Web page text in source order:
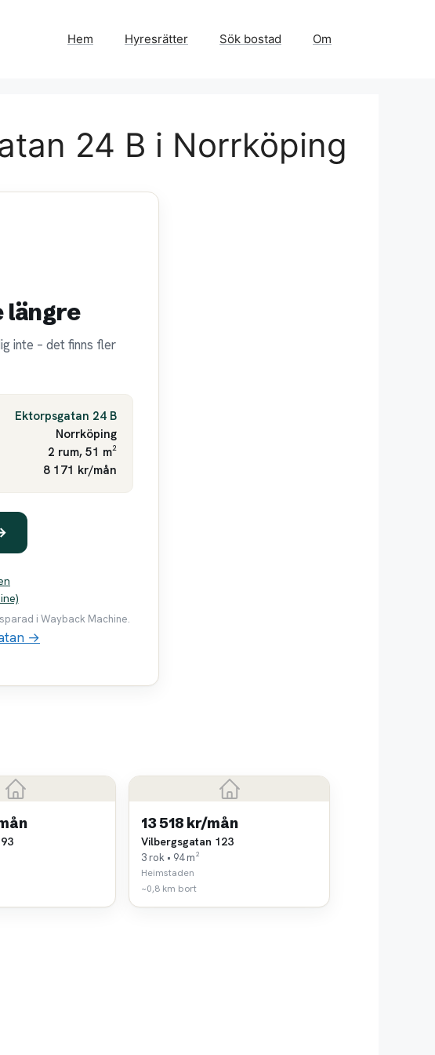
Hem Hyresrätter Sök bostad Om
24 B i Norrköping
längre
inte – det finns fler
Ektorpsgatan 24 B
Norrköping
2 rum, 51 m²
8 171 kr/mån
i Wayback Machine.
→
13 518 kr/mån
Vilbergsgatan 123
3 rok • 94 m²
Heimstaden
~0,8 km bort